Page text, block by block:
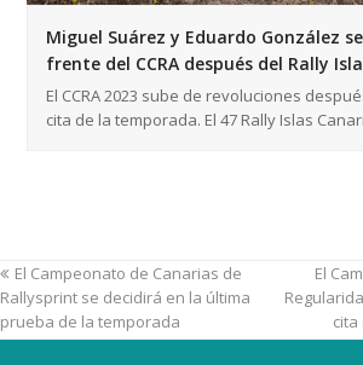
Miguel Suárez y Eduardo González
frente del CCRA después del Rally
El CCRA 2023 sube de revoluciones
cita de la temporada. El 47 Rally Islas
El Campeonato de Canarias de
Rallysprint se decidirá en la última
prueba de la temporada
El